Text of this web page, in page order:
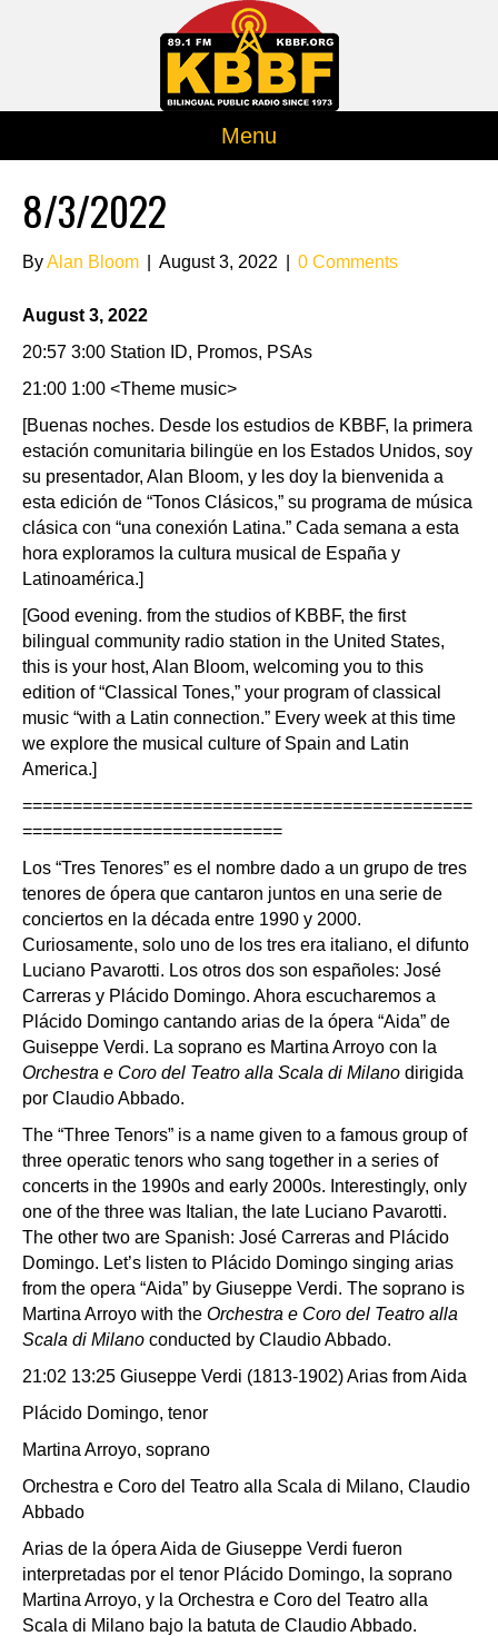
Menu
8/3/2022
ByAlan Bloom August 3, 2022 0 Comments
August 3, 2022
20:57 3:00 Station ID, Promos, PSAs
21:00 1:00 <Theme music>
[Buenas noches. Desde los estudios de KBBF, la primera
estación comunitaria bilingüe en los Estados Unidos, soy
su presentador, Alan Bloom, y les doy la bienvenida a
esta edición de “Tonos Clásicos,” su programa de música
clásica con “una conexión Latina.” Cada semana a esta
hora exploramos la cultura musical de España y
Latinoamérica.]
[Good evening. from the studios of KBBF, the first
bilingual community radio station in the United States,
this is your host, Alan Bloom, welcoming you to this
edition of “Classical Tones,” your program of classical
music “with a Latin connection.” Every week at this time
we explore the musical culture of Spain and Latin
America.]
=============================================
==========================
Los “Tres Tenores” es el nombre dado a un grupo de tres
tenores de ópera que cantaron juntos en una serie de
conciertos en la década entre 1990 y 2000.
Curiosamente, solo uno de los tres era italiano, el difunto
Luciano Pavarotti. Los otros dos son españoles: José
Carreras y Plácido Domingo. Ahora escucharemos a
Plácido Domingo cantando arias de la ópera “Aida” de
Guiseppe Verdi. La soprano es Martina Arroyo con la
Orchestra e Coro del Teatro alla Scala di Milano dirigida
por Claudio Abbado.
The “Three Tenors” is a name given to a famous group of
three operatic tenors who sang together in a series of
concerts in the 1990s and early 2000s. Interestingly, only
one of the three was Italian, the late Luciano Pavarotti.
The other two are Spanish: José Carreras and Plácido
Domingo. Let’s listen to Plácido Domingo singing arias
from the opera “Aida” by Giuseppe Verdi. The soprano is
Martina Arroyo with the Orchestra e Coro del Teatro alla
Scala di Milano conducted by Claudio Abbado.
21:02 13:25 Giuseppe Verdi (1813-1902) Arias from Aida
Plácido Domingo, tenor
Martina Arroyo, soprano
Orchestra e Coro del Teatro alla Scala di Milano, Claudio
Abbado
Arias de la ópera Aida de Giuseppe Verdi fueron
interpretadas por el tenor Plácido Domingo, la soprano
Martina Arroyo, y la Orchestra e Coro del Teatro alla
Scala di Milano bajo la batuta de Claudio Abbado.